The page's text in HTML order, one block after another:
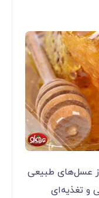
عسل‌های طبیعی
و تغذیه‌ای